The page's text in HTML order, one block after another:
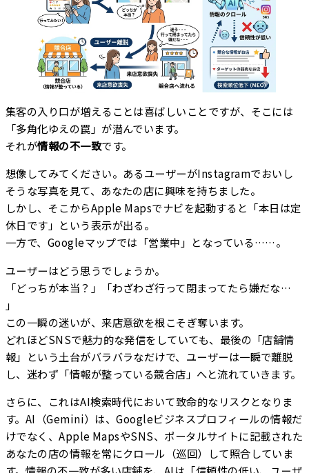
集客の入り口が増えることは喜ばしいことですが、そこには
「多角化ゆえの罠」が潜んでいます。
それが情報の不一致です。
想像してみてください。あるユーザーがInstagramでおいし
そうな写真を見て、あなたの店に興味を持ちました。
しかし、そこからApple Mapsでナビを起動すると「本日は定
休日です」という表示が出る。
一方で、Googleマップでは「営業中」となっている……。
ユーザーはどう思うでしょうか。
「どっちが本当？」「わざわざ行って閉まってたら嫌だな…
」
この一瞬の迷いが、来店意欲を根こそぎ奪います。
どれほどSNSで魅力的な発信をしていても、最後の「店舗情
報」という土台がバラバラなだけで、ユーザーは一瞬で離脱
し、迷わず「情報が整っている競合店」へと流れていきます。
さらに、これはAI検索時代において致命的なリスクとなりま
す。AI（Gemini）は、Googleビジネスプロフィールの情報だ
けでなく、Apple MapsやSNS、ポータルサイトに記載された
あなたの店の情報を常にクロール（巡回）して照合していま